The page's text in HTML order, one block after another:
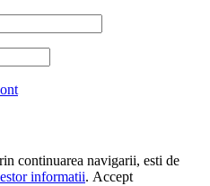
continuarea navigarii, esti de
informatii. Accept